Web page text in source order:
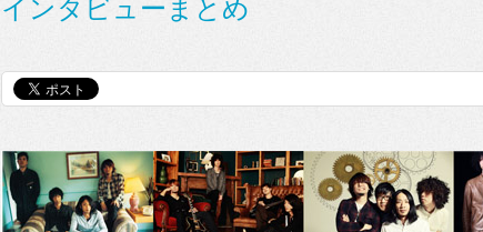
インタビューまとめ